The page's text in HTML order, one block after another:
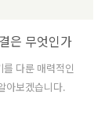
은 무엇인가
다룬 매력적인
아보겠습니다.